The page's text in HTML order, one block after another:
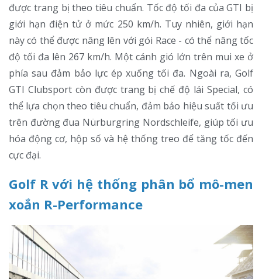
được trang bị theo tiêu chuẩn. Tốc độ tối đa của GTI bị
giới hạn điện tử ở mức 250 km/h. Tuy nhiên, giới hạn
này có thể được nâng lên với gói Race - có thể nâng tốc
độ tối đa lên 267 km/h. Một cánh gió lớn trên mui xe ở
phía sau đảm bảo lực ép xuống tối đa. Ngoài ra, Golf
GTI Clubsport còn được trang bị chế độ lái Special, có
thể lựa chọn theo tiêu chuẩn, đảm bảo hiệu suất tối ưu
trên đường đua Nürburgring Nordschleife, giúp tối ưu
hóa động cơ, hộp số và hệ thống treo để tăng tốc đến
cực đại.
Golf R với hệ thống phân bổ mô-men
xoắn R-Performance